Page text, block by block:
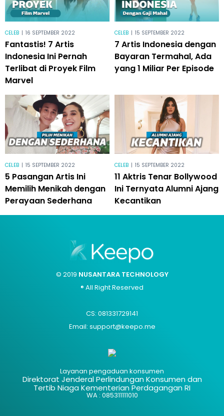
CELEB | 16 SEPTEMBER 2022
Fantastis! 7 Artis
Indonesia Ini Pernah
Terlibat di Proyek Film
Marvel
CELEB | 15 SEPTEMBER 2022
7 Artis Indonesia dengan
Bayaran Termahal, Ada
yang 1 Miliar Per Episode
CELEB | 15 SEPTEMBER 2022
5 Pasangan Artis Ini
Memilih Menikah dengan
Perayaan Sederhana
CELEB | 15 SEPTEMBER 2022
11 Aktris Tenar Bollywood
Ini Ternyata Alumni Ajang
Kecantikan
© 2019 NUSANTARA TECHNOLOGY
® All Right Reserved
CS: 081331729141
Email: support@keepo.me
Layanan pengaduan konsumen
Direktorat Jenderal Perlindungan Konsumen dan
Tertib Niaga Kementerian Perdagangan RI
WA : 085311111010